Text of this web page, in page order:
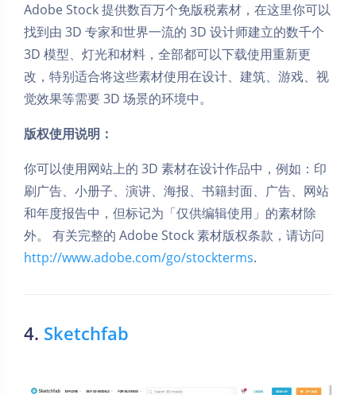
Adobe Stock 提供数百万个免版税素材，在这里你可以
找到由 3D 专家和世界一流的 3D 设计师建立的数千个
3D 模型、灯光和材料，全部都可以下载使用重新更
改，特别适合将这些素材使用在设计、建筑、游戏、视
觉效果等需要 3D 场景的环境中。
版权使用说明：
你可以使用网站上的 3D 素材在设计作品中，例如：印
刷广告、小册子、演讲、海报、书籍封面、广告、网站
和年度报告中，但标记为「仅供编辑使用」的素材除
外。 有关完整的 Adobe Stock 素材版权条款，请访问
http://www.adobe.com/go/stockterms.
4. Sketchfab